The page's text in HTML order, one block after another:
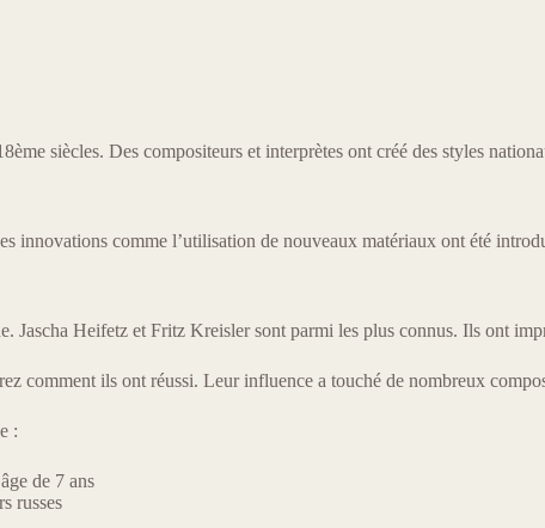
siècles. Des compositeurs et interprètes ont créé des styles
innovations comme l’utilisation de nouveaux matériaux ont été
Jascha Heifetz et Fritz Kreisler sont parmi les plus connus. Ils ont
comment ils ont réussi. Leur influence a touché de nombreux
:
de 7 ans
russes